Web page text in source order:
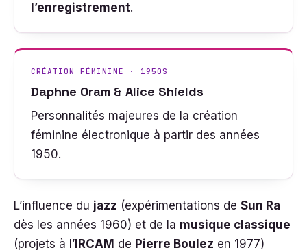
l’enregistrement.
CRÉATION FÉMININE · 1950S
Daphne Oram & Alice Shields
Personnalités majeures de la création
féminine électronique à partir des années
1950.
L’influence du jazz (expérimentations de Sun Ra
dès les années 1960) et de la musique classique
(projets à l’ IRCAM de Pierre Boulez en 1977)